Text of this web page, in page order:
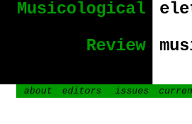
Musicological
Review
about editors issues